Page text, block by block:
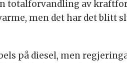
totalforvandling av
men det har det blitt
på diesel, men